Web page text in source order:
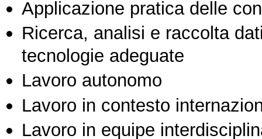
Applicazione pratica delle
Ricerca, analisi e raccolta
tecnologie adeguate
Lavoro autonomo
Lavoro in contesto
Lavoro in equipe